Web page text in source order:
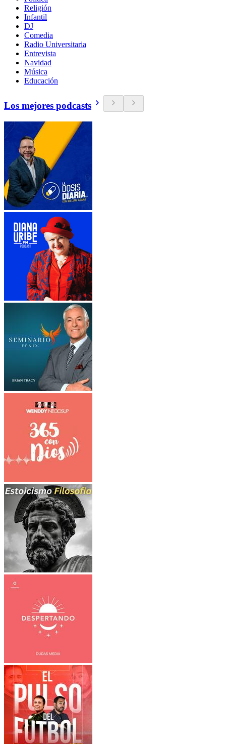
Religión
Infantil
DJ
Comedia
Radio Universitaria
Entrevista
Navidad
Música
Educación
Los mejores podcasts